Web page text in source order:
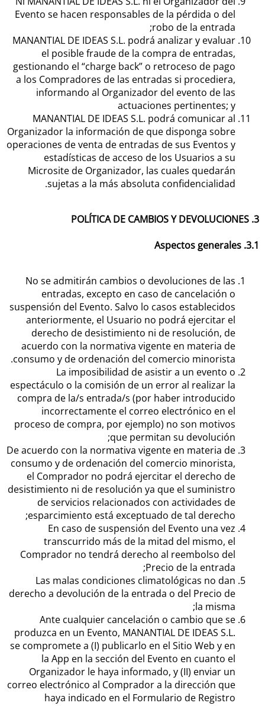
Evento se hacen responsables de la pérdida o del
robo de la entrada;
MANANTIAL DE IDEAS S.L. podrá analizar y evaluar
el posible fraude de la compra de entradas,
gestionando el “charge back” o retroceso de pago
a los Compradores de las entradas si procediera,
informando al Organizador del evento de las
actuaciones pertinentes; y
MANANTIAL DE IDEAS S.L. podrá comunicar al
Organizador la información de que disponga sobre
operaciones de venta de entradas de sus Eventos y
estadísticas de acceso de los Usuarios a su
Microsite de Organizador, las cuales quedarán
sujetas a la más absoluta confidencialidad.
3. POLÍTICA DE CAMBIOS Y DEVOLUCIONES
3.1. Aspectos generales
No se admitirán cambios o devoluciones de las
entradas, excepto en caso de cancelación o
suspensión del Evento. Salvo lo casos establecidos
anteriormente, el Usuario no podrá ejercitar el
derecho de desistimiento ni de resolución, de
acuerdo con la normativa vigente en materia de
consumo y de ordenación del comercio minorista.
La imposibilidad de asistir a un evento o
espectáculo o la comisión de un error al realizar la
compra de la/s entrada/s (por haber introducido
incorrectamente el correo electrónico en el
proceso de compra, por ejemplo) no son motivos
que permitan su devolución;
De acuerdo con la normativa vigente en materia de
consumo y de ordenación del comercio minorista,
el Comprador no podrá ejercitar el derecho de
desistimiento ni de resolución ya que el suministro
de servicios relacionados con actividades de
esparcimiento está exceptuado de tal derecho;
En caso de suspensión del Evento una vez
transcurrido más de la mitad del mismo, el
Comprador no tendrá derecho al reembolso del
Precio de la entrada;
Las malas condiciones climatológicas no dan
derecho a devolución de la entrada o del Precio de
la misma;
Ante cualquier cancelación o cambio que se
produzca en un Evento, MANANTIAL DE IDEAS S.L.
se compromete a (I) publicarlo en el Sitio Web y en
la App en la sección del Evento en cuanto el
Organizador le haya informado, y (II) enviar un
correo electrónico al Comprador a la dirección que
haya indicado en el Formulario de Registro